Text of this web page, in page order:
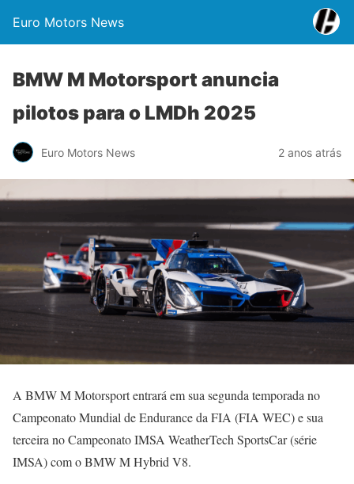
Euro Motors News
BMW M Motorsport anuncia
pilotos para o LMDh 2025
Euro Motors News 2 anos atrás
A BMW M Motorsport entrará em sua segunda temporada no
Campeonato Mundial de Endurance da FIA (FIA WEC) e sua
terceira no Campeonato IMSA WeatherTech SportsCar (série
IMSA) com o BMW M Hybrid V8.